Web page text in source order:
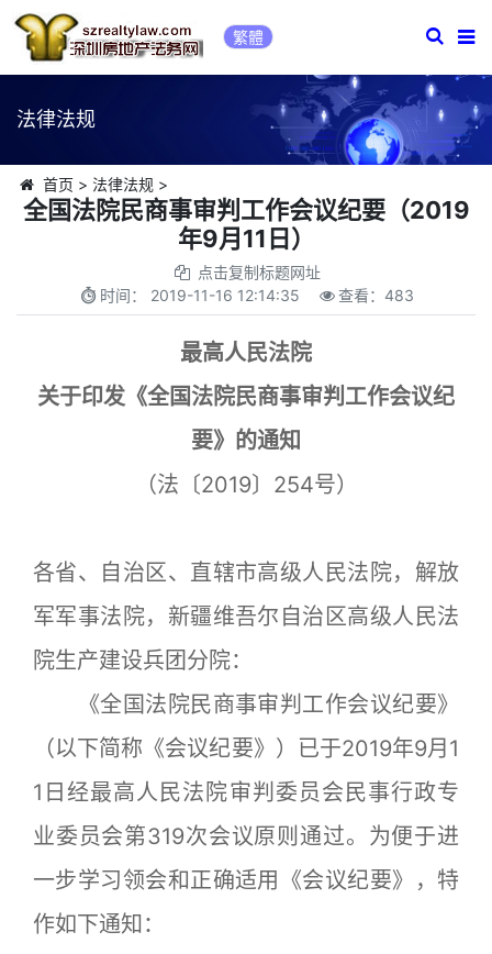
繁體
法律法规
首页 > 法律法规 >
全国法院民商事审判工作会议纪要（2019
年9月11日）
点击复制标题网址
时间： 2019-11-16 12:14:35 查看：483
最高人民法院
关于印发《全国法院民商事审判工作会议纪
要》的通知
（法〔2019〕254号）
各省、自治区、直辖市高级人民法院，解放
军军事法院，新疆维吾尔自治区高级人民法
院生产建设兵团分院：
《全国法院民商事审判工作会议纪要》
（以下简称《会议纪要》）已于2019年9月1
1日经最高人民法院审判委员会民事行政专
业委员会第319次会议原则通过。为便于进
一步学习领会和正确适用《会议纪要》，特
作如下通知：